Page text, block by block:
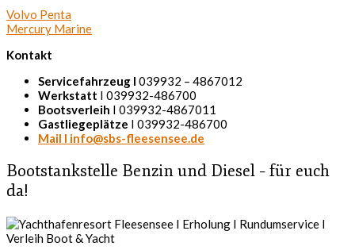
Volvo Penta
Mercury Marine
Kontakt
Servicefahrzeug I 039932 – 4867012
Werkstatt I 039932-486700
Bootsverleih I 039932-4867011
Gastliegeplätze I 039932-486700
Mail I info@sbs-fleesensee.de
Bootstankstelle Benzin und Diesel – für euch
da!